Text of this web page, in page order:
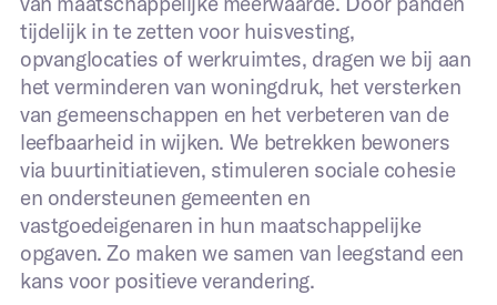
tijdelijk in te zetten voor huisvesting,
opvanglocaties of werkruimtes, dragen we bij aan
het verminderen van woningdruk, het versterken
van gemeenschappen en het verbeteren van de
leefbaarheid in wijken. We betrekken bewoners
via buurtinitiatieven, stimuleren sociale cohesie
en ondersteunen gemeenten en
vastgoedeigenaren in hun maatschappelijke
opgaven. Zo maken we samen van leegstand een
kans voor positieve verandering.
Bedrijf *
Telefoonnummer *
Meer informatie over uw project